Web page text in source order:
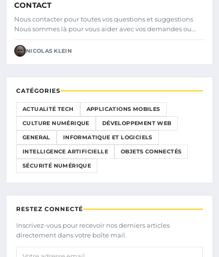
CONTACT
Nous contacter pour toutes vos questions et suggestions
Nous sommes là pour vous aider avec vos demandes ou…
NICOLAS KLEIN
CATÉGORIES
ACTUALITÉ TECH APPLICATIONS MOBILES
CULTURE NUMÉRIQUE DÉVELOPPEMENT WEB
GENERAL INFORMATIQUE ET LOGICIELS
INTELLIGENCE ARTIFICIELLE OBJETS CONNECTÉS
SÉCURITÉ NUMÉRIQUE
RESTEZ CONNECTÉ
Inscrivez-vous pour recevoir nos derniers articles
directement dans votre boîte mail.
Votre adresse email